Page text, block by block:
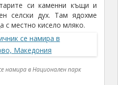
си каменни къщи и
селски дух. Там ядохме
с местно кисело мляко.
намира в Национален парк